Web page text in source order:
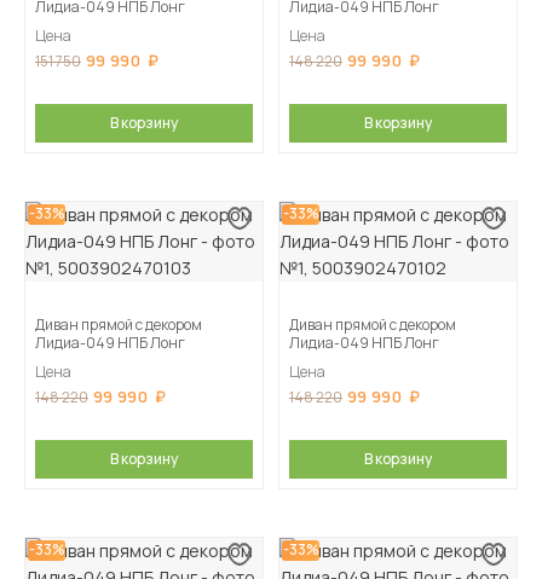
Лидиа-049 НПБ Лонг
Цена
151 750 99 990
В корзину
Лидиа-049 НПБ Лонг
Цена
148 220 99 990
В корзину
-33%
Диван прямой с декором
Лидиа-049 НПБ Лонг
Цена
148 220 99 990
В корзину
-33%
Диван прямой с декором
Лидиа-049 НПБ Лонг
Цена
148 220 99 990
В корзину
-33% -33%